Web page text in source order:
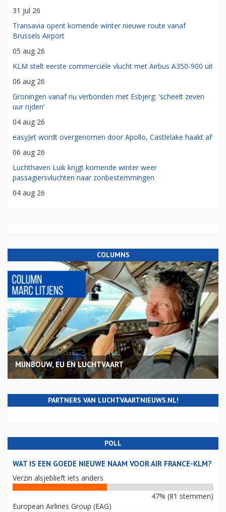
31 jul 26
Transavia opent komende winter nieuwe route vanaf
Brussels Airport
05 aug 26
KLM stelt eerste commerciële vlucht met Airbus A350-900 uit
06 aug 26
Groningen vanaf nu verbonden met Esbjerg: 'scheelt zeven
uur rijden'
04 aug 26
easyJet wordt overgenomen door Apollo, Castlelake haakt af
06 aug 26
Luchthaven Luik krijgt komende winter weer
passagiersvluchten naar zonbestemmingen
04 aug 26
COLUMNS
MIJNBOUW, EU EN LUCHTVAART
PARTNERS VAN LUCHTVAARTNIEUWS.NL!
POLL
WAT IS EEN GOEDE NIEUWE NAAM VOOR AIR FRANCE-KLM?
Verzin alsjeblieft iets anders
47% (81 stemmen)
European Airlines Group (EAG)